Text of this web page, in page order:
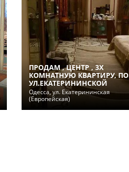
ПРОДАМ , ЦЕНТР , 3Х
КОМНАТНУЮ КВАРТИРУ, ПО
УЛ.ЕКАТЕРИНИНСКОЙ
Одесса, ул. Екатерининская
(Европейская)